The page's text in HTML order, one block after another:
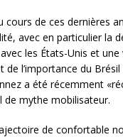
de ces dernières
avec en particulier la
les États-Unis et
l’importance du
a été récemment
mythe mobilisateur.
de confortable